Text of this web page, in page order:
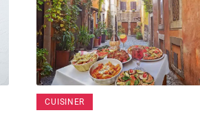
CUISINER